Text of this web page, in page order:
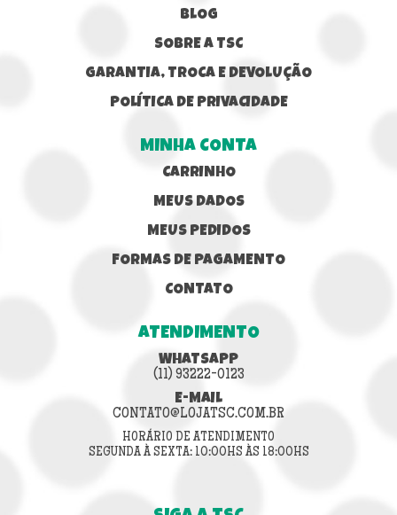
BLOG
SOBRE A TSC
GARANTIA, TROCA E DEVOLUÇÃO
POLÍTICA DE PRIVACIDADE
MINHA CONTA
CARRINHO
MEUS DADOS
MEUS PEDIDOS
FORMAS DE PAGAMENTO
CONTATO
ATENDIMENTO
WHATSAPP
(11) 93222-0123
E-MAIL
CONTATO@LOJATSC.COM.BR
HORÁRIO DE ATENDIMENTO
SEGUNDA À SEXTA: 10:00HS ÀS 18:00HS